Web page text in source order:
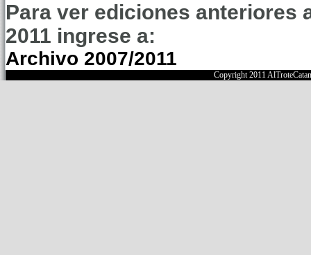
Para ver ediciones anteriores
2011 ingrese a:
Archivo 2007/2011
Copyright 2011